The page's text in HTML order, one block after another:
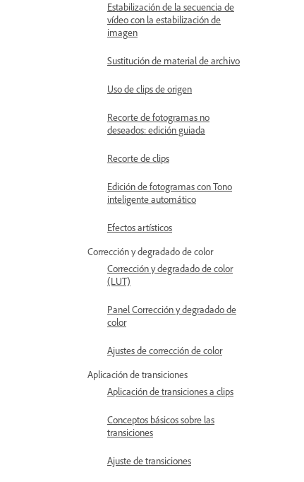
Estabilización de la secuencia de
vídeo con la estabilización de
imagen
Sustitución de material de archivo
Uso de clips de origen
Recorte de fotogramas no
deseados: edición guiada
Recorte de clips
Edición de fotogramas con Tono
inteligente automático
Efectos artísticos
Corrección y degradado de color
Corrección y degradado de color
(LUT)
Panel Corrección y degradado de
color
Ajustes de corrección de color
Aplicación de transiciones
Aplicación de transiciones a clips
Conceptos básicos sobre las
transiciones
Ajuste de transiciones